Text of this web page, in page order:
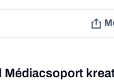
Médiacsoport